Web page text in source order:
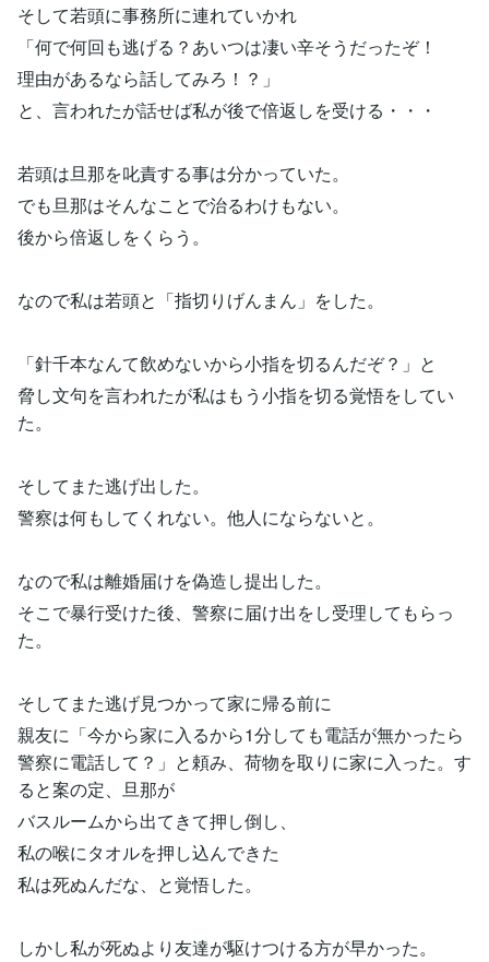
そして若頭に事務所に連れていかれ
「何で何回も逃げる？あいつは凄い辛そうだったぞ！
理由があるなら話してみろ！？」
と、言われたが話せば私が後で倍返しを受ける・・・
若頭は旦那を叱責する事は分かっていた。
でも旦那はそんなことで治るわけもない。
後から倍返しをくらう。
なので私は若頭と「指切りげんまん」をした。
「針千本なんて飲めないから小指を切るんだぞ？」と
脅し文句を言われたが私はもう小指を切る覚悟をしてい
た。
そしてまた逃げ出した。
警察は何もしてくれない。他人にならないと。
なので私は離婚届けを偽造し提出した。
そこで暴行受けた後、警察に届け出をし受理してもらっ
た。
そしてまた逃げ見つかって家に帰る前に
親友に「今から家に入るから1分しても電話が無かったら
警察に電話して？」と頼み、荷物を取りに家に入った。す
ると案の定、旦那が
バスルームから出てきて押し倒し、
私の喉にタオルを押し込んできた
私は死ぬんだな、と覚悟した。
しかし私が死ぬより友達が駆けつける方が早かった。